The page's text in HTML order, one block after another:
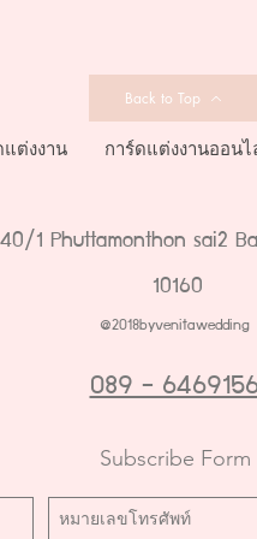
Back to Top
แต่งงาน การ์ดแต่งงานออน
1 Phuttamonthon sai2
10160
@2018byvenitawedding
089 -
Subscribe Form